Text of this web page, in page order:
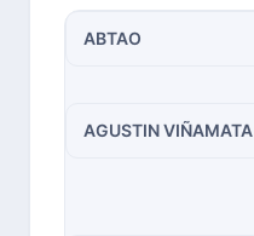
ABTAO
AGUSTIN VIÑAMATA